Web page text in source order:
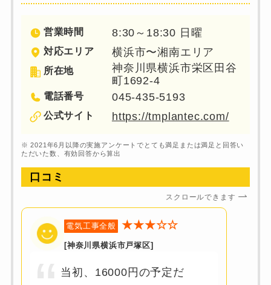
営業時間 8:30～18:30 日曜
対応エリア 横浜市〜湘南エリア
所在地
神奈川県横浜市栄区田谷
町1692-4
電話番号 045-435-5193
公式サイト https://tmplantec.com/
※ 2021年6月以降の実施アンケートでとても満足または満足と回答い
ただいた数、有効回答から算出
口コミ
スクロールできます
電気工事全般 ★★★☆☆
[神奈川県横浜市戸塚区]
当初、16000円の予定だ